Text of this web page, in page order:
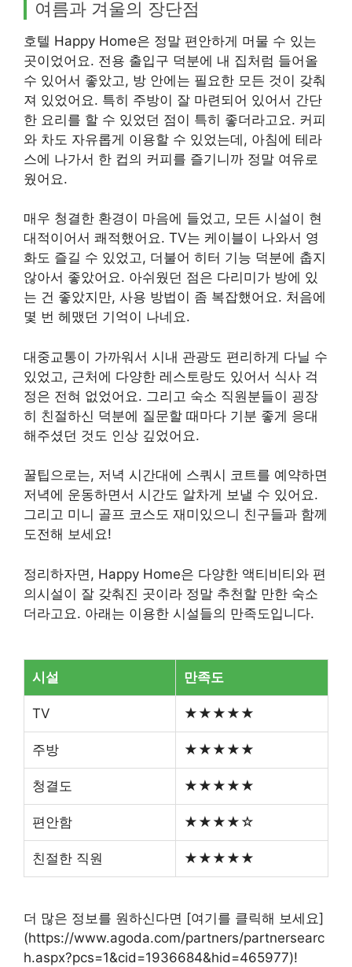
여름과 겨울의 장단점
호텔 Happy Home은 정말 편안하게 머물 수 있는
곳이었어요. 전용 출입구 덕분에 내 집처럼 들어올
수 있어서 좋았고, 방 안에는 필요한 모든 것이 갖춰
져 있었어요. 특히 주방이 잘 마련되어 있어서 간단
한 요리를 할 수 있었던 점이 특히 좋더라고요. 커피
와 차도 자유롭게 이용할 수 있었는데, 아침에 테라
스에 나가서 한 컵의 커피를 즐기니까 정말 여유로
웠어요.
매우 청결한 환경이 마음에 들었고, 모든 시설이 현
대적이어서 쾌적했어요. TV는 케이블이 나와서 영
화도 즐길 수 있었고, 더불어 히터 기능 덕분에 춥지
않아서 좋았어요. 아쉬웠던 점은 다리미가 방에 있
는 건 좋았지만, 사용 방법이 좀 복잡했어요. 처음에
몇 번 헤맸던 기억이 나네요.
대중교통이 가까워서 시내 관광도 편리하게 다닐 수
있었고, 근처에 다양한 레스토랑도 있어서 식사 걱
정은 전혀 없었어요. 그리고 숙소 직원분들이 굉장
히 친절하신 덕분에 질문할 때마다 기분 좋게 응대
해주셨던 것도 인상 깊었어요.
꿀팁으로는, 저녁 시간대에 스쿼시 코트를 예약하면
저녁에 운동하면서 시간도 알차게 보낼 수 있어요.
그리고 미니 골프 코스도 재미있으니 친구들과 함께
도전해 보세요!
정리하자면, Happy Home은 다양한 액티비티와 편
의시설이 잘 갖춰진 곳이라 정말 추천할 만한 숙소
더라고요. 아래는 이용한 시설들의 만족도입니다.
시설 만족도
TV ★★★★★
주방 ★★★★★
청결도 ★★★★★
편안함 ★★★★☆
친절한 직원 ★★★★★
더 많은 정보를 원하신다면 [여기를 클릭해 보세요]
(https://www.agoda.com/partners/partnersearc
h.aspx?pcs=1&cid=1936684&hid=465977)!